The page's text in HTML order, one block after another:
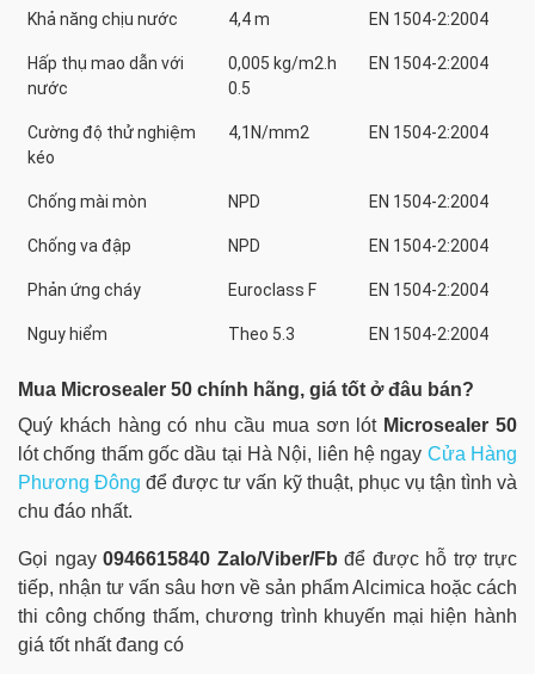
Khả năng chịu nước 4,4 m EN 1504-2:2004
Hấp thụ mao dẫn với
nước
0,005 kg/m2.h
0.5
EN 1504-2:2004
Cường độ thử nghiệm
kéo
4,1N/mm2 EN 1504-2:2004
Chống mài mòn NPD EN 1504-2:2004
Chống va đập NPD EN 1504-2:2004
Phản ứng cháy Euroclass F EN 1504-2:2004
Nguy hiểm Theo 5.3 EN 1504-2:2004
Mua Microsealer 50 chính hãng, giá tốt ở đâu bán?
Quý khách hàng có nhu cầu mua sơn lót Microsealer 50
lót chống thấm gốc dầu tại Hà Nội, liên hệ ngay Cửa Hàng
Phương Đông để được tư vấn kỹ thuật, phục vụ tận tình và
chu đáo nhất.
Gọi ngay 0946615840 Zalo/Viber/Fb để được hỗ trợ trực
tiếp, nhận tư vấn sâu hơn về sản phẩm Alcimica hoặc cách
thi công chống thấm, chương trình khuyến mại hiện hành
giá tốt nhất đang có